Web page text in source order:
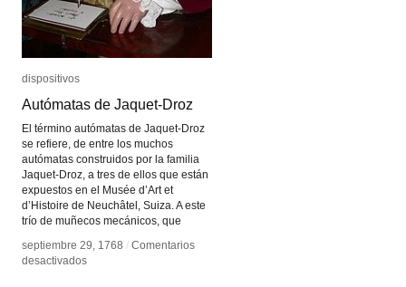
dispositivos
Autómatas de Jaquet-Droz
El término autómatas de Jaquet-Droz
se refiere, de entre los muchos
autómatas construidos por la familia
Jaquet-Droz, a tres de ellos que están
expuestos en el Musée d’Art et
d’Histoire de Neuchâtel, Suiza. A este
trío de muñecos mecánicos, que
septiembre 29, 1768 / Comentarios
desactivadosen
dispositivos
Autómatas de Jaquet-Droz
septiembre 29, 1768 / Comentarios
desactivadosen